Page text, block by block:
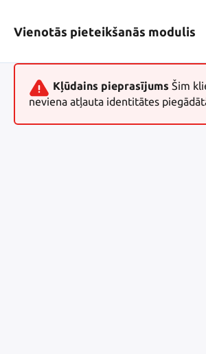
Vienotās pieteikšanās modulis
Kļūdains pieprasījums Šim
neviena atļauta identitātes